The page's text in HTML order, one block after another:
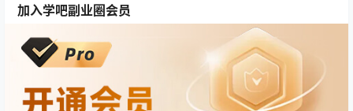
加入学吧副业圈会员